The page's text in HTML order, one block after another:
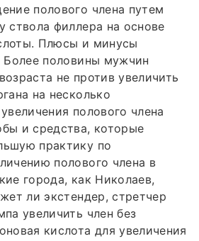
полового члена путем
ствола филлера на основе
Плюсы и минусы
Более половины мужчин
не против увеличить
на несколько
полового члена
и средства, которые
практику по
полового члена в
города, как Николаев,
ли экстендер, стретчер
увеличить член без
кислота для увеличения